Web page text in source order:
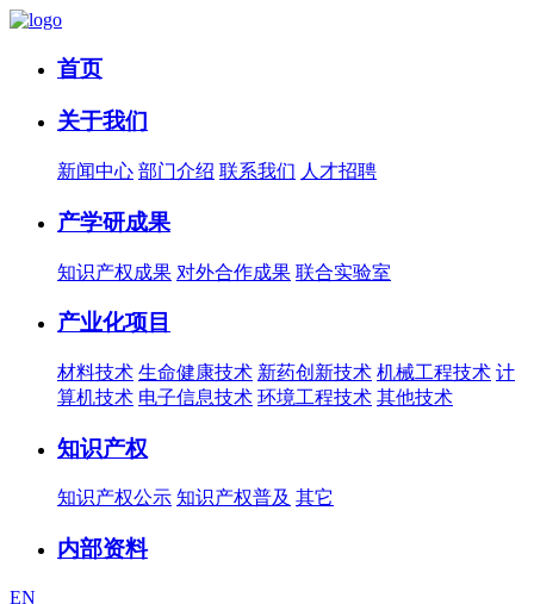
首页
关于我们
新闻中心 部门介绍 联系我们 人才招聘
产学研成果
知识产权成果 对外合作成果 联合实验室
产业化项目
材料技术 生命健康技术 新药创新技术 机械工程技术 计
算机技术 电子信息技术 环境工程技术 其他技术
知识产权
知识产权公示 知识产权普及 其它
内部资料
EN